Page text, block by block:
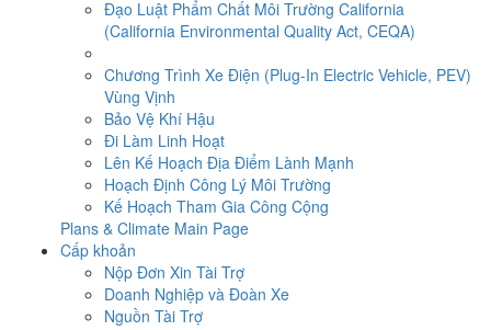
Đạo Luật Phẩm Chất Môi Trường California
(California Environmental Quality Act, CEQA)
Chương Trình Xe Điện (Plug-In Electric Vehicle, PEV)
Vùng Vịnh
Bảo Vệ Khí Hậu
Đi Làm Linh Hoạt
Lên Kế Hoạch Địa Điểm Lành Mạnh
Hoạch Định Công Lý Môi Trường
Kế Hoạch Tham Gia Công Cộng
Plans & Climate Main Page
Cấp khoản
Nộp Đơn Xin Tài Trợ
Doanh Nghiệp và Đoàn Xe
Nguồn Tài Trợ